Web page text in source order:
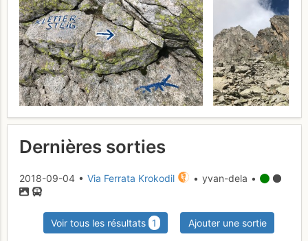
Dernières sorties
2018-09-04 • Via Ferrata Krokodil • yvan-dela •
Voir tous les résultats 1 Ajouter une sortie